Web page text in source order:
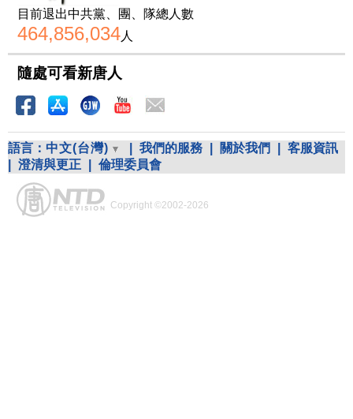
目前退出中共黨、團、隊總人數
464,856,034人
隨處可看新唐人
語言： 中文(台灣) 我們的服務 關於我們
客服資訊
澄清與更正 倫理委員會
Copyright ©2002-2026